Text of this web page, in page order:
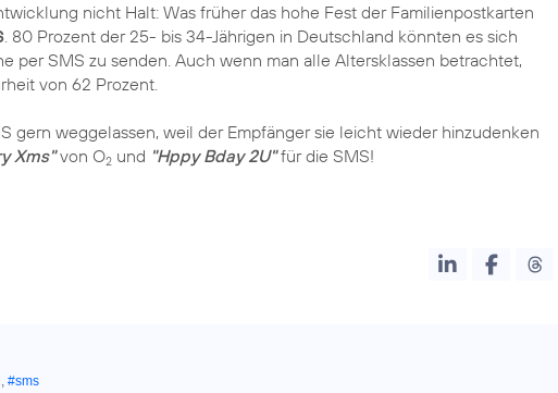
nicht Halt: Was früher das hohe Fest der Familienpostkarten
. 80 Prozent der 25- bis 34-Jährigen in Deutschland könnten es sich
per SMS zu senden. Auch wenn man alle Altersklassen betrachtet,
von 62 Prozent.
gern weggelassen, weil der Empfänger sie leicht wieder hinzudenken
Xms"von O2 und "Hppy Bday 2U"für die SMS!
, #sms